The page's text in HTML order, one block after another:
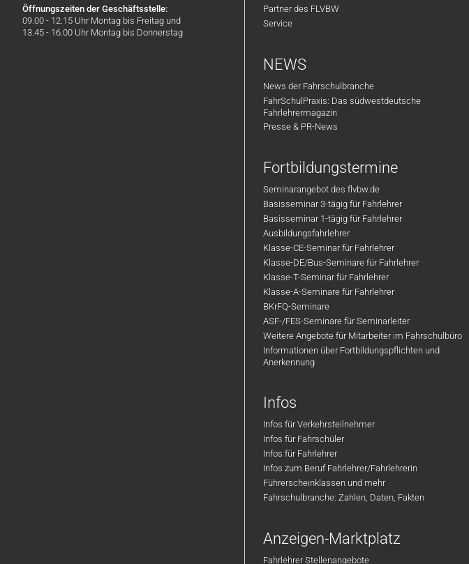
Öffnungszeiten der Geschäftsstelle:
09.00 - 12.15 Uhr Montag bis Freitag und
13.45 - 16.00 Uhr Montag bis Donnerstag
Partner des FLVBW
Service
NEWS
News der Fahrschulbranche
FahrSchulPraxis: Das südwestdeutsche
Fahrlehrermagazin
Presse & PR-News
Fortbildungstermine
Seminarangebot des flvbw.de
Basisseminar 3-tägig für Fahrlehrer
Basisseminar 1-tägig für Fahrlehrer
Ausbildungsfahrlehrer
Klasse-CE-Seminar für Fahrlehrer
Klasse-DE/Bus-Seminare für Fahrlehrer
Klasse-T-Seminar für Fahrlehrer
Klasse-A-Seminare für Fahrlehrer
BKrFQ-Seminare
ASF-/FES-Seminare für Seminarleiter
Weitere Angebote für Mitarbeiter im Fahrschulbüro
Informationen über Fortbildungspflichten und
Anerkennung
Infos
Infos für Verkehrsteilnehmer
Infos für Fahrschüler
Infos für Fahrlehrer
Infos zum Beruf Fahrlehrer/Fahrlehrerin
Führerscheinklassen und mehr
Fahrschulbranche: Zahlen, Daten, Fakten
Anzeigen-Marktplatz
Fahrlehrer Stellenangebote